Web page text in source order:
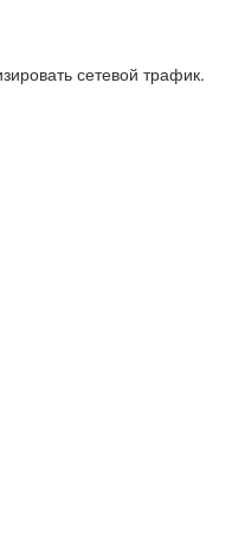
сетевой трафик.